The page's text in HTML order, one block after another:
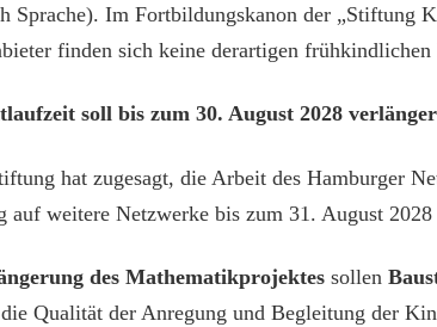
Sprache). Im Fortbildungskanon der „Stiftung
finden sich keine derartigen
soll bis zum 30. August 2028
hat zugesagt, die Arbeit des Hamburger
auf weitere Netzwerke bis zum 31. August
des Mathematikprojektes sollen
Qualität der Anregung und Begleitung der